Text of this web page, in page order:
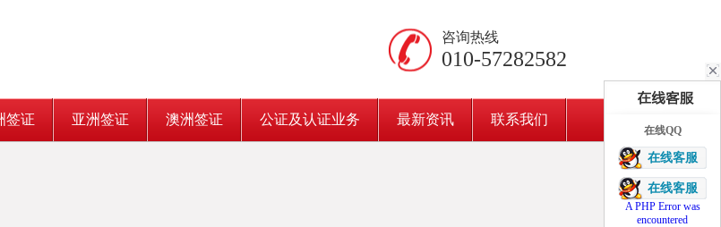
咨询热线
010-57282582
签证 亚洲签证 澳洲签证 公证及认证业务 最新资讯 联系我们
在线QQ
在线客服
在线客服
A PHP Error was
encountered